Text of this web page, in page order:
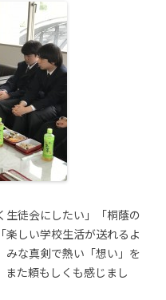
生徒会にしたい」「桐蔭の
楽しい学校生活が送れるよ
みな真剣で熱い「想い」を
た頼もしくも感じまし